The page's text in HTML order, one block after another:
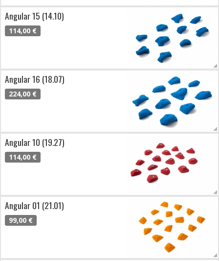
Angular 15 (14.10)
114,00 €
Angular 16 (18.07)
224,00 €
Angular 10 (19.27)
114,00 €
Angular 01 (21.01)
99,00 €